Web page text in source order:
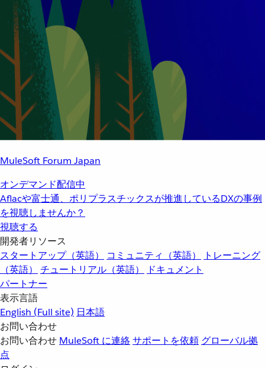
MuleSoft Forum Japan
オンデマンド配信中
Aflacや富士通、ポリプラスチックスが推進しているDXの事例
を視聴しませんか？
視聴する
開発者リソース
スタートアップ（英語）
コミュニティ（英語）
トレーニング
（英語）
チュートリアル（英語）
ドキュメント
パートナー
表示言語
English (Full site) 日本語
お問い合わせ
お問い合わせ MuleSoft に連絡サポートを依頼 グローバル拠
点